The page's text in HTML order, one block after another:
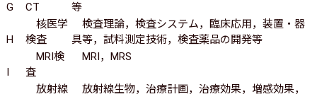
G
CT
等
H
核医学
検査
検査理論，検査システム，臨床応用，装置・器
具等，試料測定技術，検査薬品の開発等
MRI検
査
MRI，MRS
放射線
放射線生物，治療計画，治療効果，増感効果，